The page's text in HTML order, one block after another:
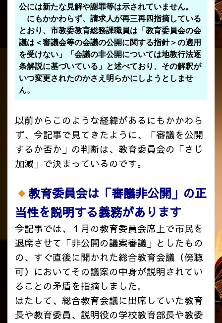
公には新たな見解や謝罪等は示されていません。
にもかかわらず、請求人が再三再四指摘している
とおり、市教委教育総務課職員は「教育委員会の会
議は＜審議会等の会議の公開に関する指針＞の適用
を受けない」「会議の非公開については地教行法逐
条解説に基づいている」と述べており、その解釈が
いつ変更されたのかさえ明らかにしようとしませ
ん。
以前からこのような経緯があるにもかかわら
ず、今記事で見てきたように、「審議を公開
するか否か」の判断は、教育委員会の「さじ
加減」で決まっているのです。
教育委員会は「審議非公開」の正
当性を説明する義務があります
今記事では、１月の教育委員会席上で市民を
退席させて「非公開の議案審議」としたもの
の、すぐ直後に開かれた総合教育会議（傍聴
可）においてその議案の中身が説明されてい
ることの矛盾を指摘しました。
はたして、総合教育会議に出席していた教育
長や教育委員、説明役の学校教育部長や教委